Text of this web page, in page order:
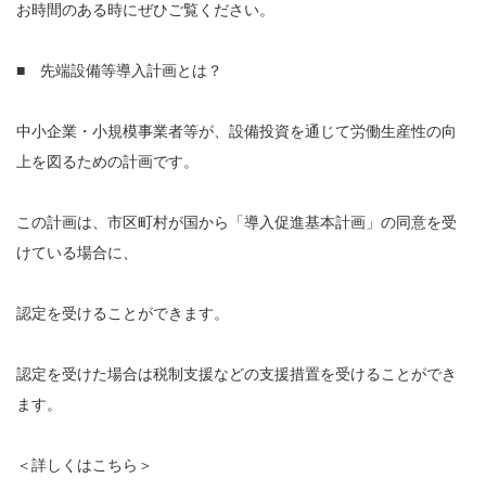
お時間のある時にぜひご覧ください。
■ 先端設備等導入計画とは？
中小企業・小規模事業者等が、設備投資を通じて労働生産性の向
上を図るための計画です。
この計画は、市区町村が国から「導入促進基本計画」の同意を受
けている場合に、
認定を受けることができます。
認定を受けた場合は税制支援などの支援措置を受けることができ
ます。
＜詳しくはこちら＞